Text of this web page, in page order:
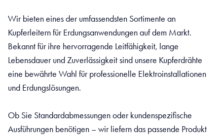
Wir bieten eines der umfassendsten Sortimente an
Kupferleitern für Erdungsanwendungen auf dem Markt.
Bekannt für ihre hervorragende Leitfähigkeit, lange
Lebensdauer und Zuverlässigkeit sind unsere Kupferdrähte
eine bewährte Wahl für professionelle Elektroinstallationen
und Erdungslösungen.
Ob Sie Standardabmessungen oder kundenspezifische
Ausführungen benötigen – wir liefern das passende Produkt